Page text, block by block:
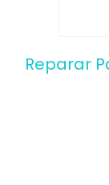
Reparar